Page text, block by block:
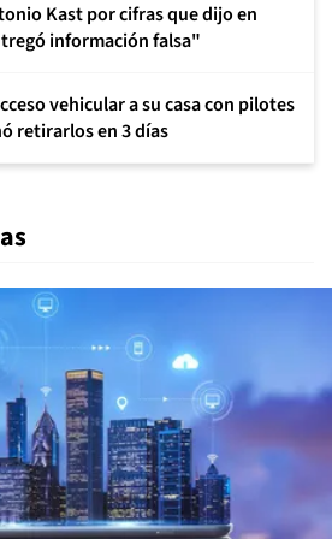
Kast por cifras que dijo en
información falsa"
vehicular a su casa con pilotes
retirarlos en 3 días